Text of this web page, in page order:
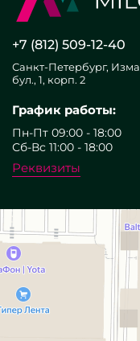
+7 (812) 509-12-40
Санкт-Петербург,
бул., 1, корп. 2
График работы:
Пн-Пт 09:00 - 18:00
Сб-Вс 11:00 - 18:00
Реквизиты